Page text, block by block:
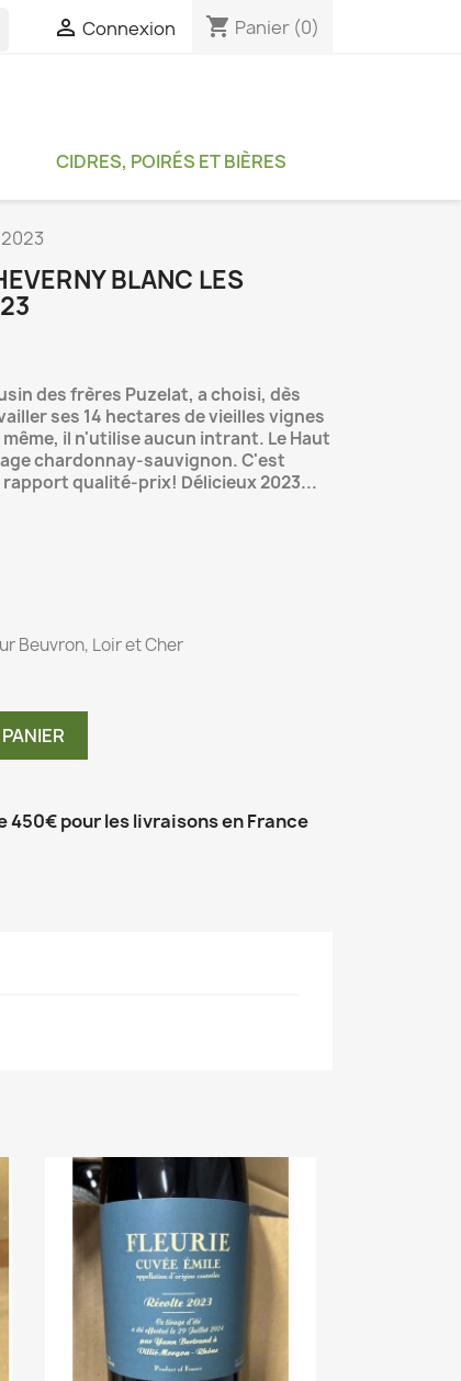
 Connexion shopping_cart Panier (0)
CIDRES, POIRÉS ET BIÈRES
BLANC LES
des frères Puzelat, a choisi, dès
ses 14 hectares de vieilles vignes
il n'utilise aucun intrant. Le Haut
chardonnay-sauvignon. C'est
qualité-prix! Délicieux 2023...
Beuvron, Loir et Cher
pour les livraisons en France